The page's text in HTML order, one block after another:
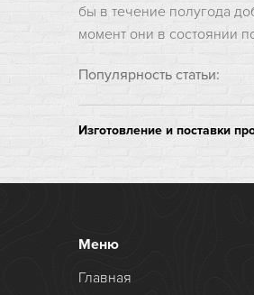
бы в течение полугода
момент они в состоянии
Популярность статьи:
Изготовление и поставки
Меню
Главная